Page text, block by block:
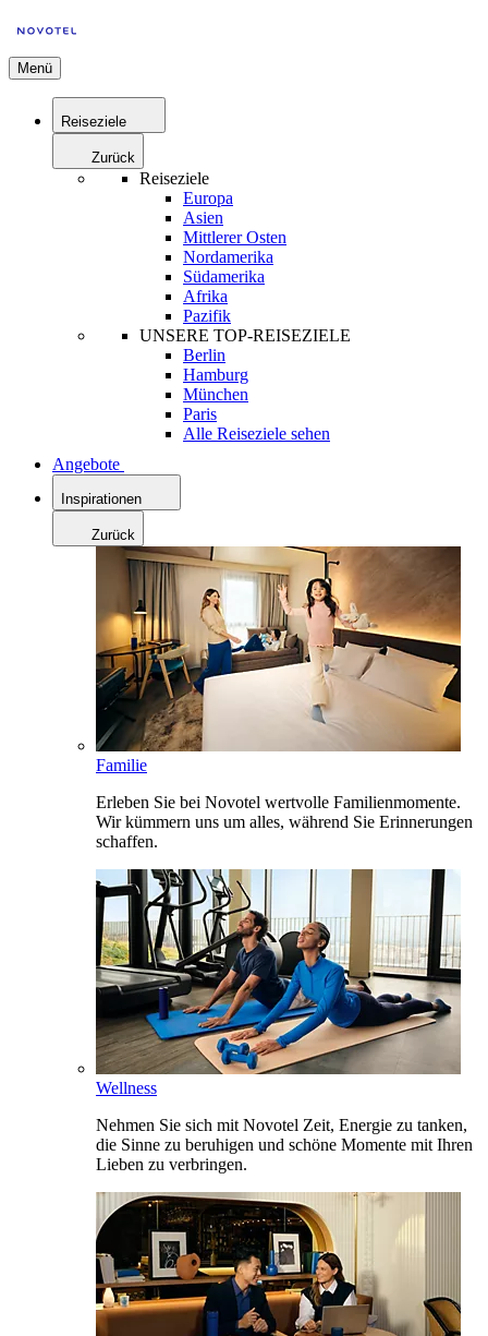
Menü
Reiseziele
Zurück
Reiseziele
Europa
Asien
Mittlerer Osten
Nordamerika
Südamerika
Afrika
Pazifik
UNSERE TOP-REISEZIELE
Berlin
Hamburg
München
Paris
Alle Reiseziele sehen
Angebote
Inspirationen
Zurück
Familie
Erleben Sie bei Novotel wertvolle Familienmomente.
Wir kümmern uns um alles, während Sie Erinnerungen
schaffen.
Wellness
Nehmen Sie sich mit Novotel Zeit, Energie zu tanken,
die Sinne zu beruhigen und schöne Momente mit Ihren
Lieben zu verbringen.